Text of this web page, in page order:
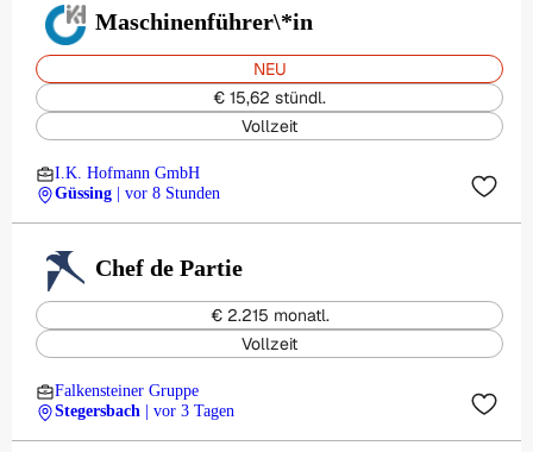
Maschinenführer\*in
NEU
€ 15,62 stündl.
Vollzeit
I.K. Hofmann GmbH
Güssing
| vor 8 Stunden
Chef de Partie
€ 2.215 monatl.
Vollzeit
Falkensteiner Gruppe
Stegersbach
| vor 3 Tagen